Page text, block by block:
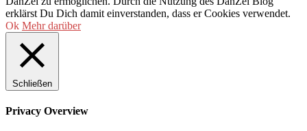
erklärst Du Dich damit einverstanden, dass er Cookies verwendet.
Ok Mehr darüber
Schließen
Privacy Overview